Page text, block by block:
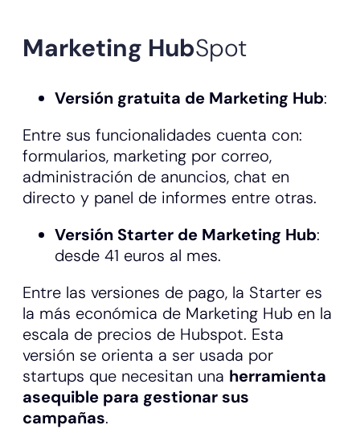
Marketing HubSpot
Versión gratuita de Marketing Hub:
Entre sus funcionalidades cuenta con:
formularios, marketing por correo,
administración de anuncios, chat en
directo y panel de informes entre otras.
Versión Starter de Marketing Hub:
desde 41 euros al mes.
Entre las versiones de pago, la Starter es
la más económica de Marketing Hub en la
escala de precios de Hubspot. Esta
versión se orienta a ser usada por
startups que necesitan una herramienta
asequible para gestionar sus
campañas.